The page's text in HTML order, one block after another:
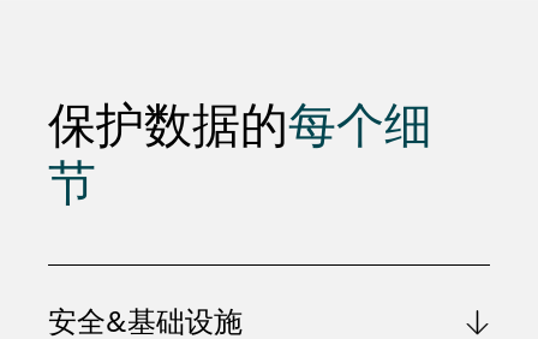
保护数据的每个细
节
安全&基础设施